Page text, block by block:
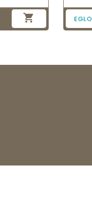
 EGLO